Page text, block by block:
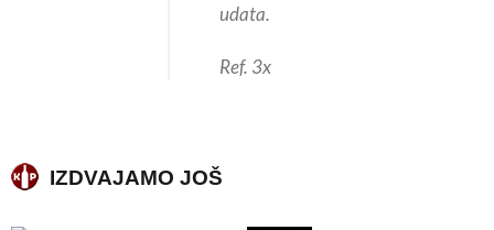
udata.
Ref. 3x
IZDVAJAMO JOŠ